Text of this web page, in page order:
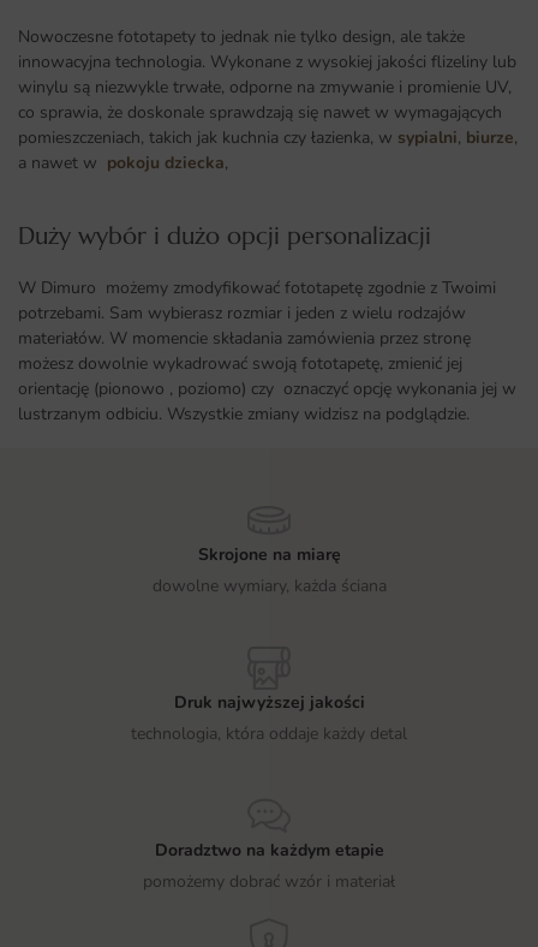
Nowoczesne fototapety to jednak nie tylko design, ale także
innowacyjna technologia. Wykonane z wysokiej jakości flizeliny lub
winylu są niezwykle trwałe, odporne na zmywanie i promienie UV,
co sprawia, że doskonale sprawdzają się nawet w wymagających
pomieszczeniach, takich jak kuchnia czy łazienka, w sypialni, biurze,
a nawet w pokoju dziecka,
Duży wybór i dużo opcji personalizacji ​
W Dimuro możemy zmodyfikować fototapetę zgodnie z Twoimi
potrzebami. Sam wybierasz rozmiar i jeden z wielu rodzajów
materiałów. W momencie składania zamówienia przez stronę
możesz dowolnie wykadrować swoją fototapetę, zmienić jej
orientację (pionowo , poziomo) czy oznaczyć opcję wykonania jej w
lustrzanym odbiciu. Wszystkie zmiany widzisz na podglądzie.
Skrojone na miarę
dowolne wymiary, każda ściana
Druk najwyższej jakości
technologia, która oddaje każdy detal
Doradztwo na każdym etapie
pomożemy dobrać wzór i materiał